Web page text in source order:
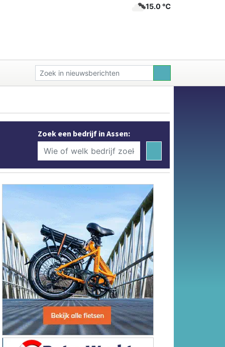
15.0 ℃
Zoek een bedrijf in Assen: